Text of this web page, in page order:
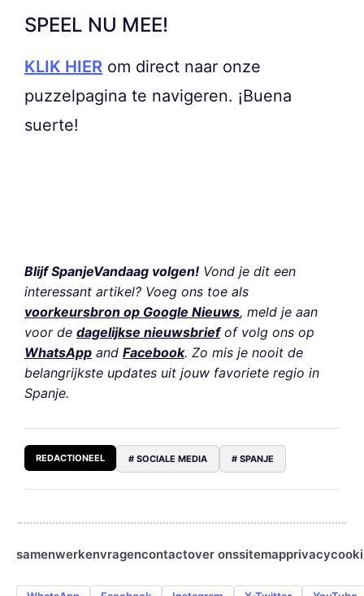
SPEEL NU MEE!
KLIK HIER om direct naar onze
puzzelpagina te navigeren. ¡Buena
suerte!
Blijf SpanjeVandaag volgen! Vond je dit een
interessant artikel? Voeg ons toe als
voorkeursbron op Google Nieuws, meld je aan
voor de dagelijkse nieuwsbriefof volg ons op
WhatsApp and Facebook. Zo mis je nooit de
belangrijkste updates uit jouw favoriete regio in
Spanje.
REDACTIONEEL # SOCIALE MEDIA # SPANJE
samenwerkenvragencontactover onssitemapprivacy